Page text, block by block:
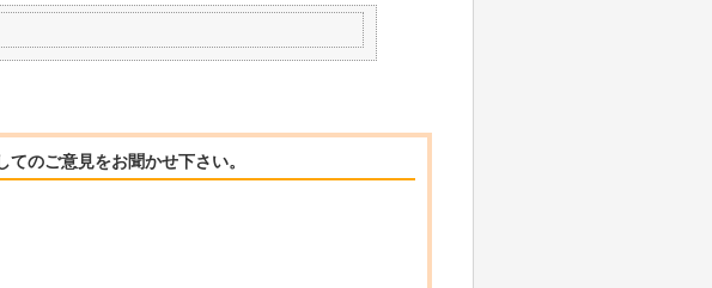
てのご意見をお聞かせ下さい。